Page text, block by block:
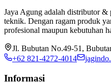
Jaya Agung adalah distributor &
teknik. Dengan ragam produk
profesional maupun kebutuhan
Jl. Bubutan No.49-51,
+62 821-4272-4014
Informasi